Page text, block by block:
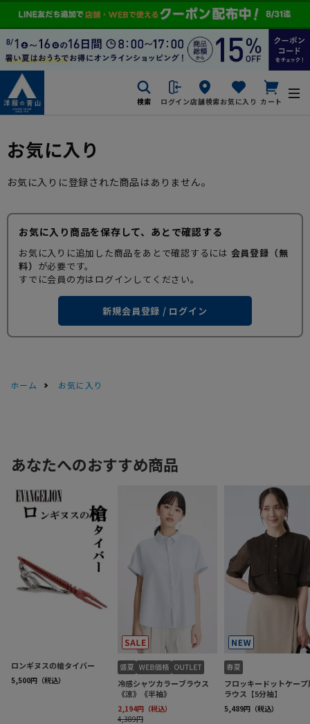
検索 ログイン店舗検索お気に入り カート
お気に入り
お気に入りに登録された商品はありません。
お気に入り商品を保存して、あとで確認する
お気に入りに追加した商品をあとで確認するには 会員登録（無
料） が必要です。
すでに会員の方はログインしてください。
新規会員登録 / ログイン
ホーム お気に入り